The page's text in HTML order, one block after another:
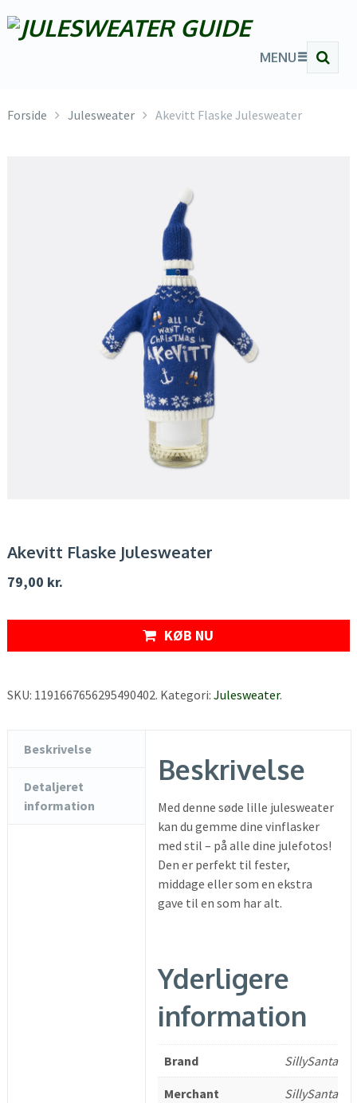
MENU
Forside Julesweater Akevitt Flaske Julesweater
Akevitt Flaske Julesweater
79,00 kr.
KØB NU
SKU: 1191667656295490402. Kategori: Julesweater.
Beskrivelse
Detaljeret
information
Beskrivelse
Med denne søde lille julesweater
kan du gemme dine vinflasker
med stil – på alle dine julefotos!
Den er perfekt til fester,
middage eller som en ekstra
gave til en som har alt.
Yderligere
information
Brand SillySanta
Merchant SillySanta